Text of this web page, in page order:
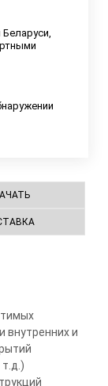
Беларуси,
внутренних и